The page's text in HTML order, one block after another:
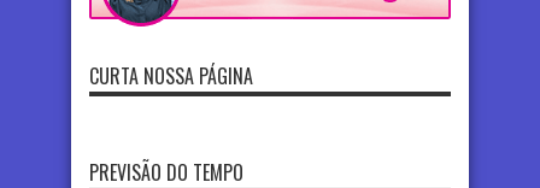
CURTA NOSSA PÁGINA
PREVISÃO DO TEMPO